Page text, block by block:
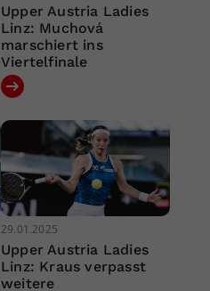
Upper Austria Ladies
Linz: Muchová
marschiert ins
Viertelfinale
29.01.2025
Upper Austria Ladies
Linz: Kraus verpasst
weitere